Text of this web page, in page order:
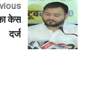
केस
दर्ज